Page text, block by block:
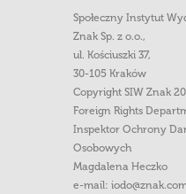
Społeczny Instytut
Znak Sp. z o.o.,
ul. Kościuszki 37,
30-105 Kraków
Copyright SIW Znak
Foreign Rights
Inspektor Ochrony
Osobowych
Magdalena Heczko
e-mail: